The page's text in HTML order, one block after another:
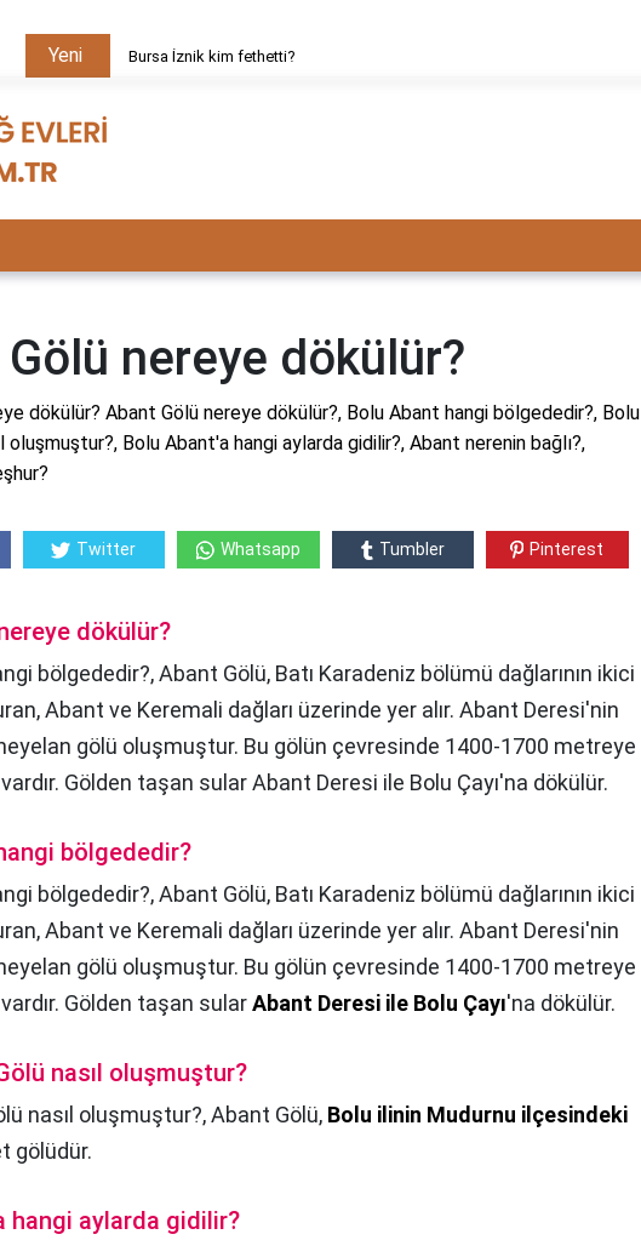
Yeni Bursa İznik kim fethetti?
nereye dökülür?
dökülür? Abant Gölü nereye dökülür?, Bolu Abant hangi bölgededir?, Bolu
oluşmuştur?, Bolu Abant'a hangi aylarda gidilir?, Abant nerenin bağlı?,
Twitter Whatsapp Tumbler Pinterest
dökülür?
bölgededir?, Abant Gölü, Batı Karadeniz bölümü dağlarının ikici
Abant ve Keremali dağları üzerinde yer alır. Abant Deresi'nin
gölü oluşmuştur. Bu gölün çevresinde 1400-1700 metreye
Gölden taşan sular Abant Deresi ile Bolu Çayı'na dökülür.
bölgededir?
bölgededir?,Abant Gölü, Batı Karadeniz bölümü dağlarının ikici
Abant ve Keremali dağları üzerinde yer alır. Abant Deresi'nin
gölü oluşmuştur. Bu gölün çevresinde 1400-1700 metreye
Gölden taşan sularAbant Deresi ile Bolu Çayı'na dökülür.
nasıl oluşmuştur?
nasıl oluşmuştur?,Abant Gölü, Bolu ilinin Mudurnu ilçesindeki
gölüdür.
hangi aylarda gidilir?